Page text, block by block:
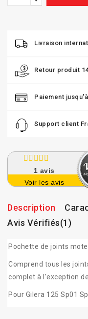
Livraison
Retour produit
Paiement
Support client
1 avis
Voir les avis
Description
Avis Vérifiés(1)
Pochette de joints
Comprend tous les
complet à l'exception
Pour Gilera 125 Sp01